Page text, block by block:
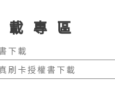
載專區
下載
刷卡授權書下載